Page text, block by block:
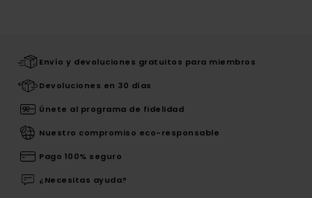
Envío y devoluciones gratuitos para miembros
Devoluciones en 30 días
Únete al programa de fidelidad
Nuestro compromiso eco-responsable
Pago 100% seguro
¿Necesitas ayuda?